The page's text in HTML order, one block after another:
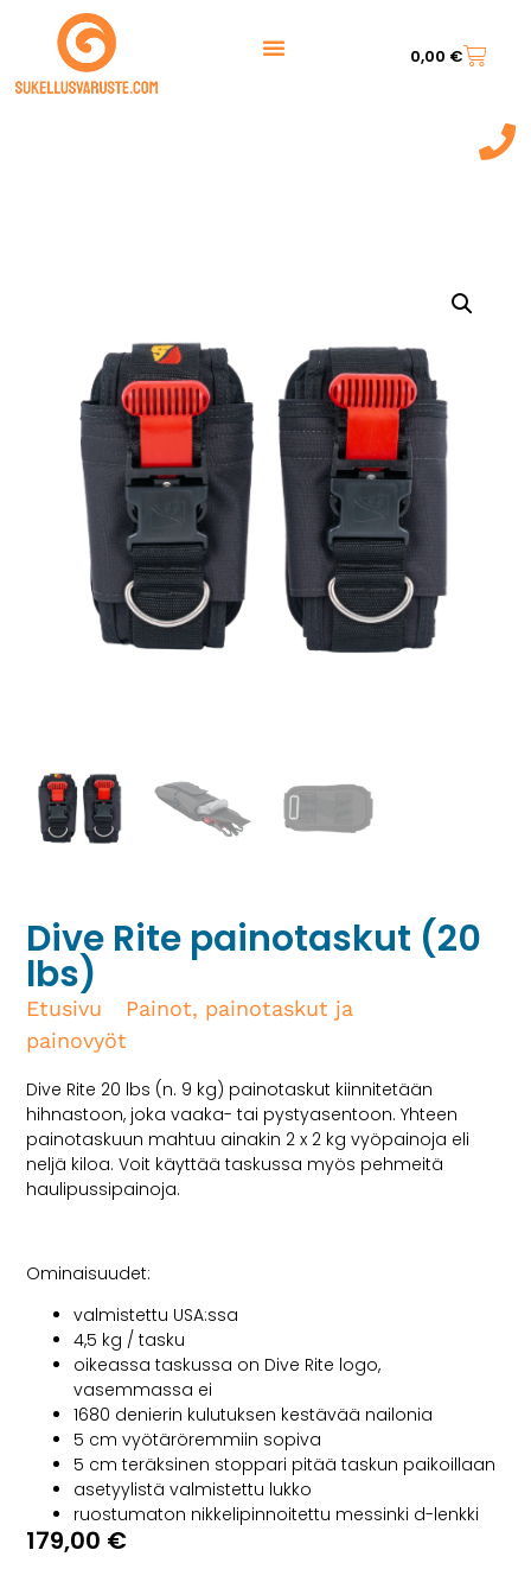
0,00 €
Dive Rite painotaskut (20
lbs)
Etusivu
Painot, painotaskut ja
painovyöt
Dive Rite 20 lbs (n. 9 kg) painotaskut kiinnitetään
hihnastoon, joka vaaka- tai pystyasentoon. Yhteen
painotaskuun mahtuu ainakin 2 x 2 kg vyöpainoja eli
neljä kiloa. Voit käyttää taskussa myös pehmeitä
haulipussipainoja.
Ominaisuudet:
valmistettu USA:ssa
4,5 kg / tasku
oikeassa taskussa on Dive Rite logo,
vasemmassa ei
1680 denierin kulutuksen kestävää nailonia
5 cm vyötäröremmiin sopiva
5 cm teräksinen stoppari pitää taskun paikoillaan
asetyylistä valmistettu lukko
ruostumaton nikkelipinnoitettu messinki d-lenkki
179,00 €